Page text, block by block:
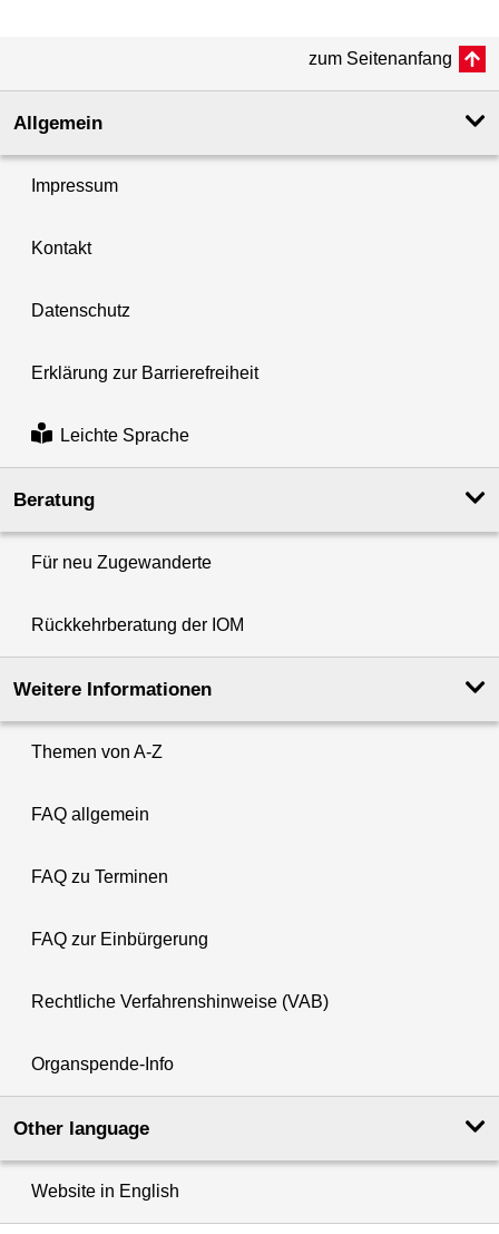
zum Seitenanfang
Allgemein
Impressum
Kontakt
Datenschutz
Erklärung zur Barrierefreiheit
Leichte Sprache
Beratung
Für neu Zugewanderte
Rückkehrberatung der IOM
Weitere Informationen
Themen von A-Z
FAQ allgemein
FAQ zu Terminen
FAQ zur Einbürgerung
Rechtliche Verfahrenshinweise (VAB)
Organspende-Info
Other language
Website in English